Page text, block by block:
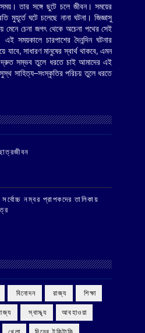
তার সঙ্গে ছুটে চলে জীবন। সময়ের
মুহূর্তে ঘটে চলেছে নানা ঘটনা। জিজ্ঞাসু
চেনা জগৎ থেকে অচেনা পথের সেই
সময়কালে চারপাশের দৈনন্দিন ঘটনার
যাবে, সাধারণ মানুষের স্বার্থ থাকবে, এমন
সম্ভব তুলে ধরতে চাই আমাদের এই
সাহিত্য–সংস্কৃতির পরিচয় তুলে ধরতে
সর্বোচ্চ নম্বর প্রাপকদের তালিকায়
‌ বিনোদন ‌ রাজ্য ‌ শিক্ষা
‌ স্বাস্থ্য আবহাওয়া